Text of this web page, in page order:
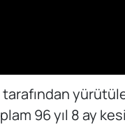
96 yıl 8 ay